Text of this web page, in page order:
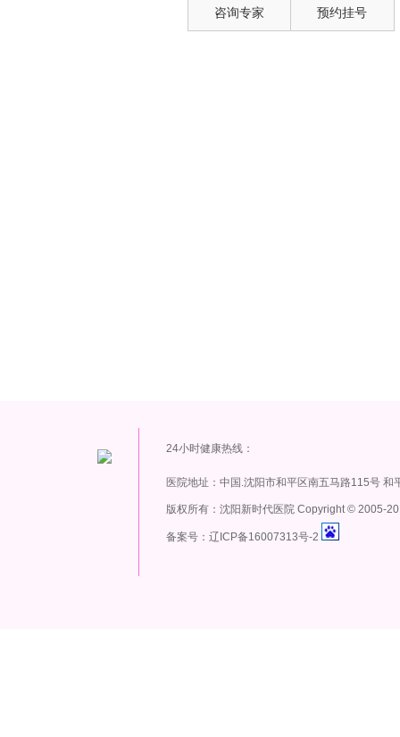
咨询专家 预约挂号
24小时健康热线：
医院地址：中国.沈阳市和平区南五马路115号 和
版权所有：沈阳新时代医院 Copyright© 2005-
备案号：辽ICP备16007313号-2